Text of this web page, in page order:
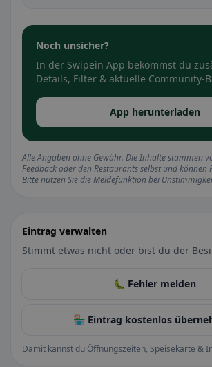
Noch unsicher?
In der Swipein App bekommst du
Details, Filter & aktuelle Community-
App herunterladen
Alle Angaben ohne Gewähr. Die Inhalte stammen
Feedback oder den Restaurants selbst und können
Bitte nutzen Sie die Meldefunktion bei
Eintrag verwalten
Stimmt etwas nicht oder bist du der
🐛 Fehler melden
🏪 Eintrag kostenlos
Damit kannst du Öffnungszeiten, Speisekarte &